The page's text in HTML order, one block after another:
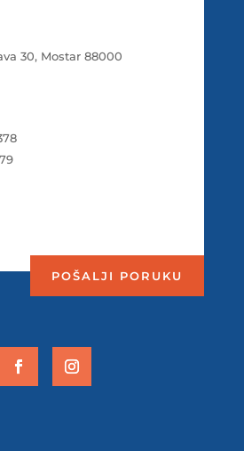
30, Mostar 88000
POŠALJI PORUKU